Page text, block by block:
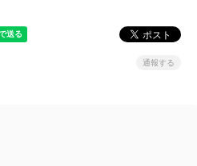
通報する